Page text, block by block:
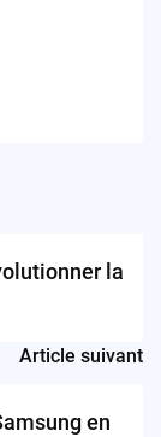
la
Article suivant
en